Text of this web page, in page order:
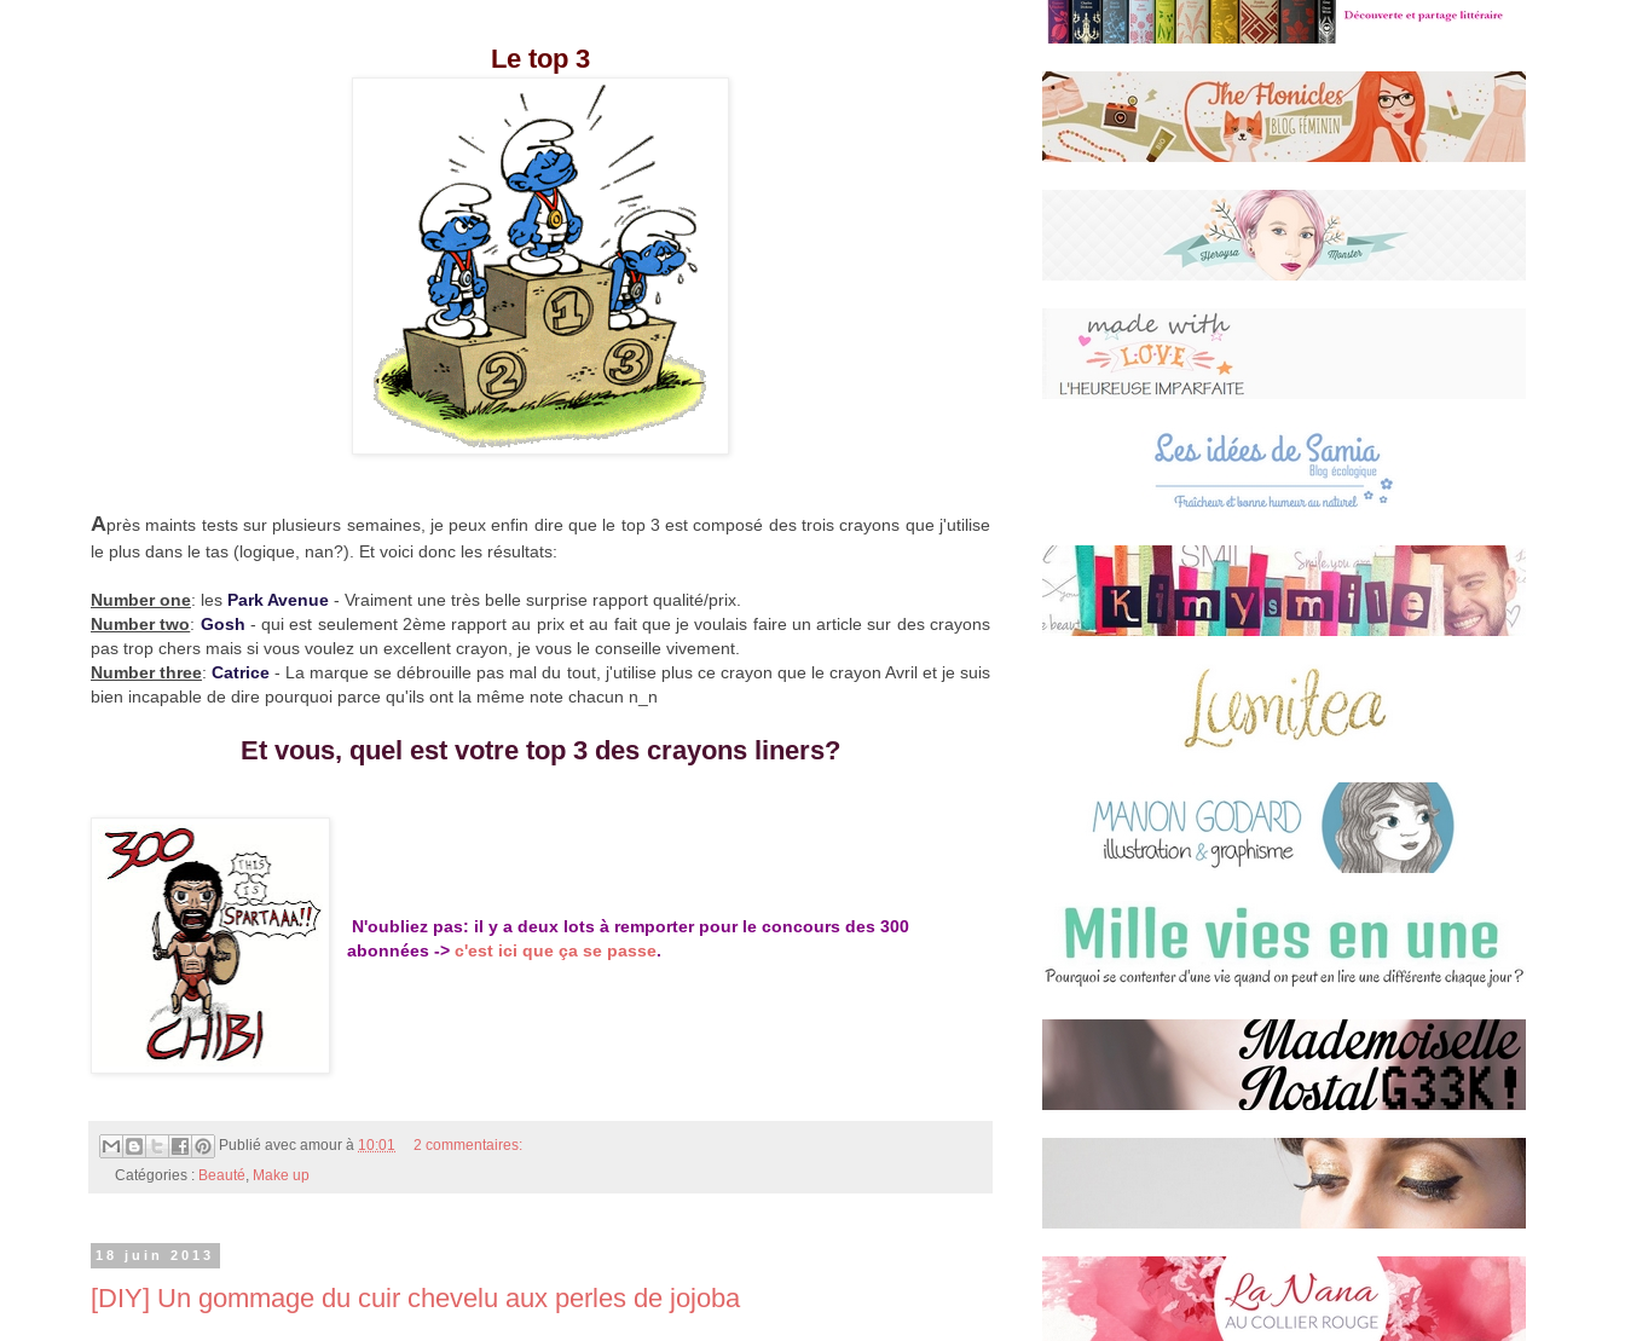
Le top 3
Après maints tests sur plusieurs semaines, je peux enfin dire que le top 3 est composé des trois crayons que j'utilise
le plus dans le tas (logique, nan?). Et voici donc les résultats:
Number one: les Park Avenue - Vraiment une très belle surprise rapport qualité/prix.
Number two: Gosh - qui est seulement 2ème rapport au prix et au fait que je voulais faire un article sur des crayons
pas trop chers mais si vous voulez un excellent crayon, je vous le conseille vivement.
Number three:Catrice - La marque se débrouille pas mal du tout, j'utilise plus ce crayon que le crayon Avril et je suis
bien incapable de dire pourquoi parce qu'ils ont la même note chacun n_n
Et vous, quel est votre top 3 des crayons liners?
N'oubliez pas: il y a deux lots à remporter pour le concours des 300
abonnées -> c'est ici que ça se passe.
Publié avec amour à 10:01
2 commentaires:
Catégories : Beauté Make up
18 juin 2013
[DIY] Un gommage du cuir chevelu aux perles de jojoba